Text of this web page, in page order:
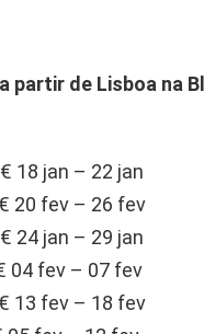
partir de Lisboa na
jan – 22 jan
fev – 26 fev
jan – 29 jan
fev – 07 fev
13 fev – 18 fev